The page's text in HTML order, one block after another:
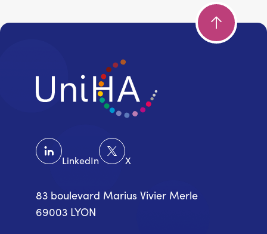
LinkedIn X
83 boulevard Marius Vivier Merle
69003 LYON